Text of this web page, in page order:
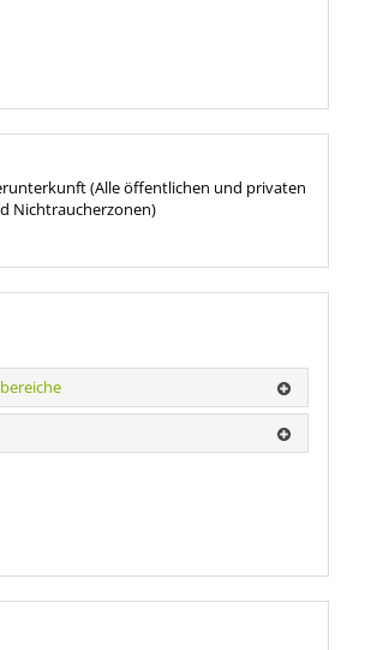
(Alle öffentlichen und privaten
Nichtraucherzonen)